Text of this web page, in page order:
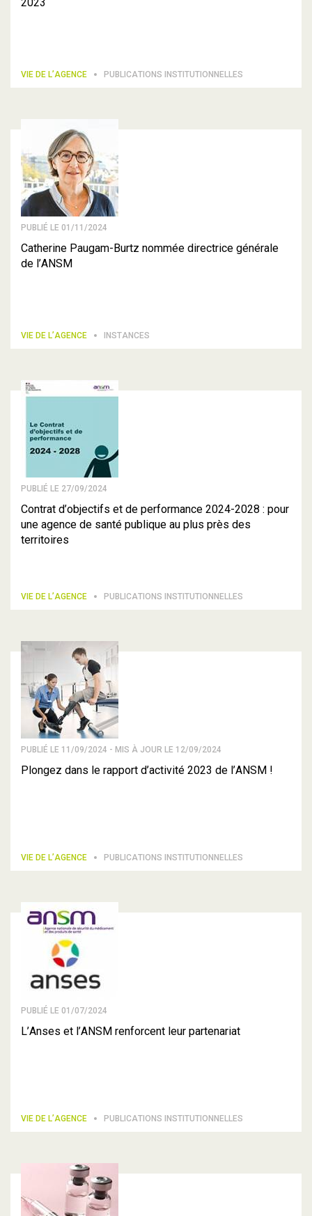
VIE DE L’AGENCE PUBLICATIONS INSTITUTIONNELLES
PUBLIÉ LE 01/11/2024
Catherine Paugam-Burtz nommée directrice générale
de l’ANSM
VIE DE L’AGENCE INSTANCES
PUBLIÉ LE 27/09/2024
Contrat d’objectifs et de performance 2024-2028 : pour
une agence de santé publique au plus près des
territoires
VIE DE L’AGENCE PUBLICATIONS INSTITUTIONNELLES
PUBLIÉ LE 11/09/2024 - MIS À JOUR LE 12/09/2024
Plongez dans le rapport d’activité 2023 de l’ANSM !
VIE DE L’AGENCE PUBLICATIONS INSTITUTIONNELLES
PUBLIÉ LE 01/07/2024
L’Anses et l’ANSM renforcent leur partenariat
VIE DE L’AGENCE PUBLICATIONS INSTITUTIONNELLES